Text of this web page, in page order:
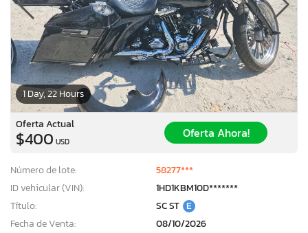
1 Day, 22 Hours
Oferta Actual
$400 USD
Oferta Ahora!
Número de lote:
58277***
ID vehicular (VIN):
1HD1KBM10D*******
Título:
SC ST E
Fecha de Venta:
08/10/2026